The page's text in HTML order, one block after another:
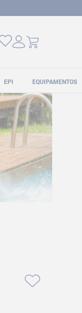
EPI EQUIPAMENTOS